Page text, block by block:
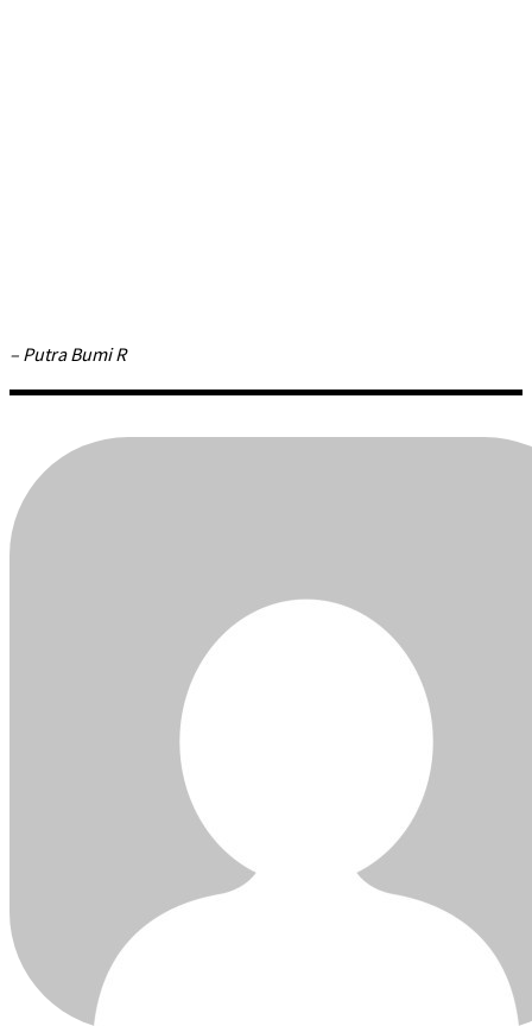
– Putra Bumi R